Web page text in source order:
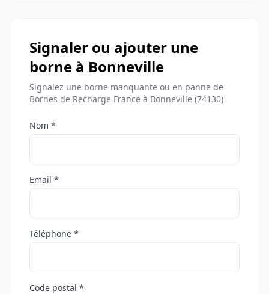
Signaler ou ajouter une
borne à Bonneville
Signalez une borne manquante ou en panne de
Bornes de Recharge France à Bonneville (74130)
Nom *
Email *
Téléphone *
Code postal *